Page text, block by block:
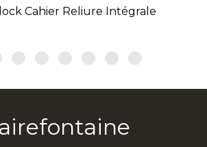
Cahier Reliure Intégrale